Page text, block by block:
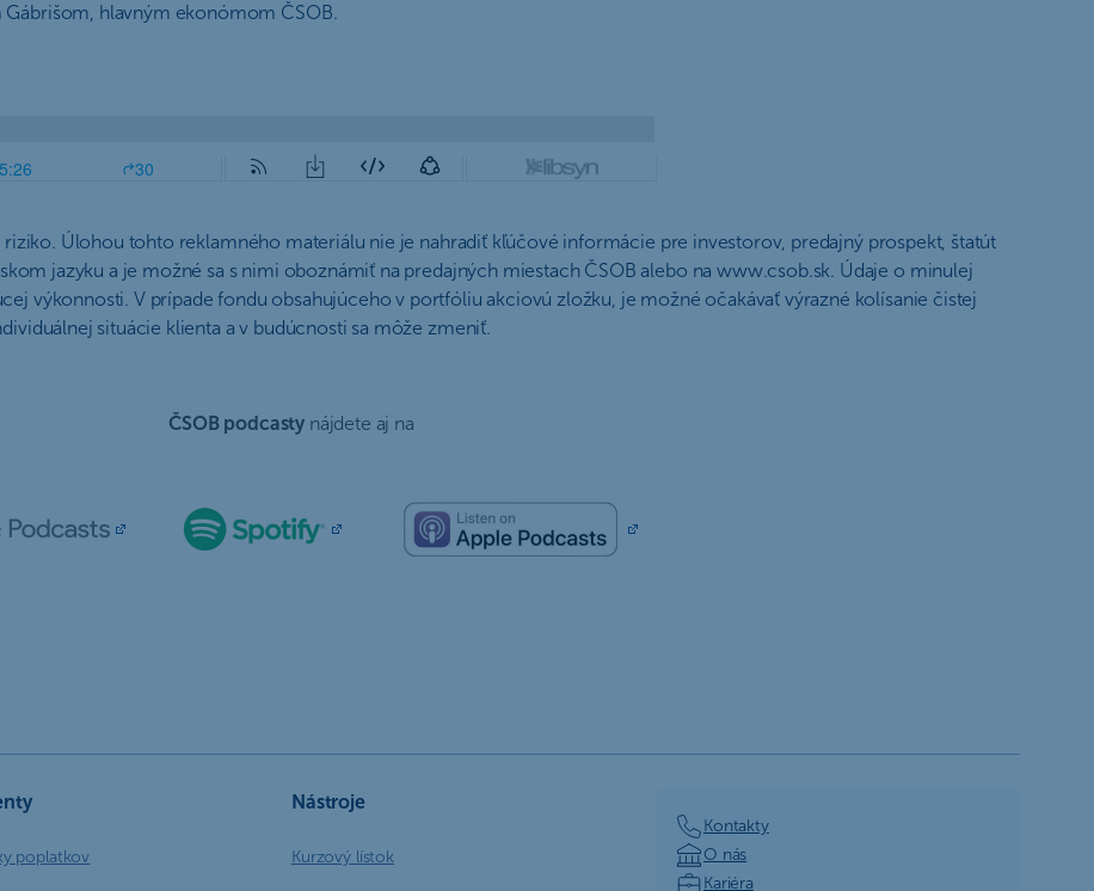
hlavným ekonómom ČSOB.
Úlohou tohto reklamného materiálu nie je nahradiť kľúčové informácie pre investorov, predajný prospekt, štatút
jazyku a je možné sa s nimi oboznámiť na predajných miestach ČSOB alebo na www.csob.sk. Údaje o minulej
výkonnosti. V prípade fondu obsahujúceho v portfóliu akciovú zložku, je možné očakávať výrazné kolísanie čistej
situácie klienta a v budúcnosti sa môže zmeniť.
ČSOB podcasty nájdete aj na
poplatkov
Nástroje
Kurzový lístok
Kontakty
O nás
Kariéra